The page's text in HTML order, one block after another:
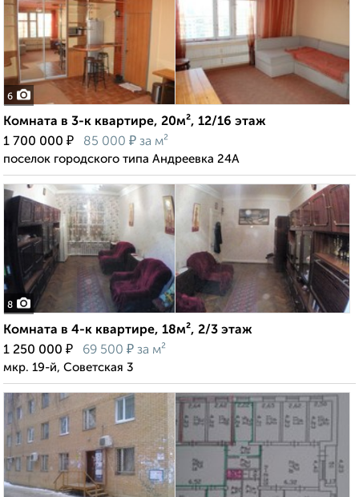
6
Комната в 3-к квартире, 20м², 12/16 этаж
1 700 000 ₽ 85 000 ₽ за м²
поселок городского типа Андреевка 24А
8
Комната в 4-к квартире, 18м², 2/3 этаж
1 250 000 ₽ 69 500 ₽ за м²
мкр. 19-й, Советская 3